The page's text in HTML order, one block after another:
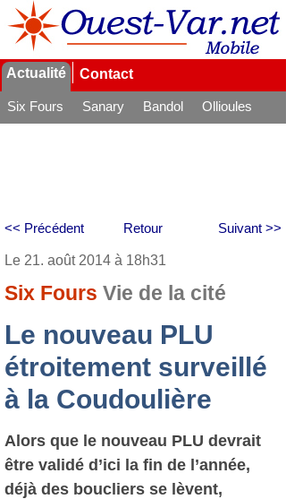
Actualité Contact
Six Fours Sanary Bandol
Ollioules
Retour
<< Précédent Suivant >>
Le 21. août 2014 à 18h31
Six Fours Vie de la cité
Le nouveau PLU
étroitement surveillé
à la Coudoulière
Alors que le nouveau PLU devrait
être validé d’ici la fin de l’année,
déjà des boucliers se lèvent,